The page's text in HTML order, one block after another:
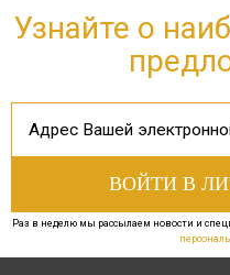
Узнайте о
Раз в неделю мы рассылаем новости и